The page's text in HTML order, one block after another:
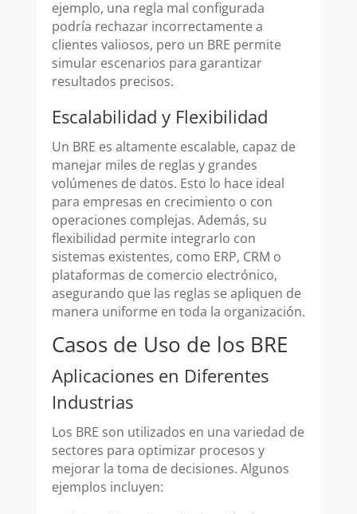
ejemplo, una regla mal configurada
podría rechazar incorrectamente a
clientes valiosos, pero un BRE permite
simular escenarios para garantizar
resultados precisos.
Escalabilidad y Flexibilidad
Un BRE es altamente escalable, capaz de
manejar miles de reglas y grandes
volúmenes de datos. Esto lo hace ideal
para empresas en crecimiento o con
operaciones complejas. Además, su
flexibilidad permite integrarlo con
sistemas existentes, como ERP, CRM o
plataformas de comercio electrónico,
asegurando que las reglas se apliquen de
manera uniforme en toda la organización.
Casos de Uso de los BRE
Aplicaciones en Diferentes
Industrias
Los BRE son utilizados en una variedad de
sectores para optimizar procesos y
mejorar la toma de decisiones. Algunos
ejemplos incluyen: